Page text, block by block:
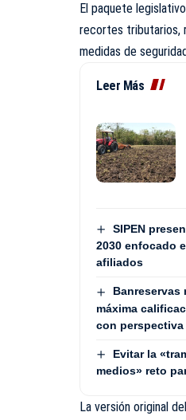
El paquete
recortes tributarios,
medidas de
Leer Más
SIPEN
2030 enfocado
afiliados
Banreservas
máxima
con perspectiva
Evitar la
medios» reto
La versión original